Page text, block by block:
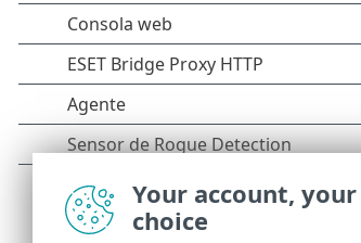
Your account,
choice